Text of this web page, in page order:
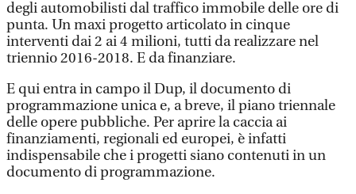
degli automobilisti dal traffico immobile delle ore di
punta. Un maxi progetto articolato in cinque
interventi dai 2 ai 4 milioni, tutti da realizzare nel
triennio 2016-2018. E da finanziare.
E qui entra in campo il Dup, il documento di
programmazione unica e, a breve, il piano triennale
delle opere pubbliche. Per aprire la caccia ai
finanziamenti, regionali ed europei, è infatti
indispensabile che i progetti siano contenuti in un
documento di programmazione.